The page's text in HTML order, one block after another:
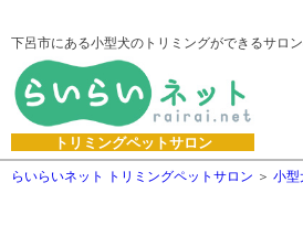
下呂市にある小型犬のトリミングができるサロ
トリミングペットサロン
らいらいネット トリミングペットサロン 小型